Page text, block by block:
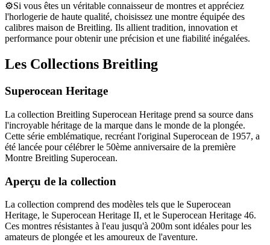
⚙️Si vous êtes un véritable connaisseur de montres et appréciez
l'horlogerie de haute qualité, choisissez une montre équipée des
calibres maison de Breitling. Ils allient tradition, innovation et
performance pour obtenir une précision et une fiabilité inégalées.
Les Collections Breitling
Superocean Heritage
La collection Breitling Superocean Heritage prend sa source dans
l'incroyable héritage de la marque dans le monde de la plongée.
Cette série emblématique, recréant l'original Superocean de 1957, a
été lancée pour célébrer le 50ème anniversaire de la première
Montre Breitling Superocean.
Aperçu de la collection
La collection comprend des modèles tels que le Superocean
Heritage, le Superocean Heritage II, et le Superocean Heritage 46.
Ces montres résistantes à l'eau jusqu'à 200m sont idéales pour les
amateurs de plongée et les amoureux de l'aventure.